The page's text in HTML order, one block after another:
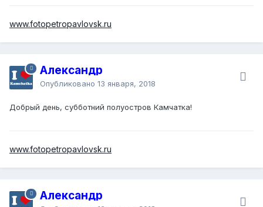
www.fotopetropavlovsk.ru
Александр
Опубликовано 13 января, 2018
Добрый день, субботний полуостров Камчатка!
www.fotopetropavlovsk.ru
Александр